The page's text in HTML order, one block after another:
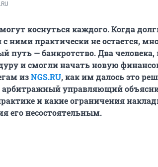
коснуться каждого. Когда
с ними практически не остается,
путь — банкротство. Два человека,
и смогли начать новую
изNGS.RU, как им далось это
управляющий
и какие ограничения
его несостоятельным.